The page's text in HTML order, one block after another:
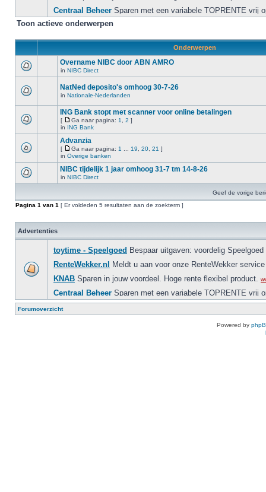
Toon actieve onderwerpen
Onderwerpen
Overname NIBC door ABN AMRO
in NIBC Direct
NatNed deposito's omhoog 30-7-26
in Nationale-Nederlanden
ING Bank stopt met scanner voor online betalingen
[ Ga naar pagina: 1 2 ]
in ING Bank
Advanzia
[ Ga naar pagina: 1 19 20 21 ]
in Overige banken
NIBC tijdelijk 1 jaar omhoog 31-7 tm 14-8-26
in NIBC Direct
Geef de vorige
Pagina 1 van 1 [ Er voldeden 5 resultaten aan de zoekterm ]
Advertenties
Forumoverzicht
Powered by